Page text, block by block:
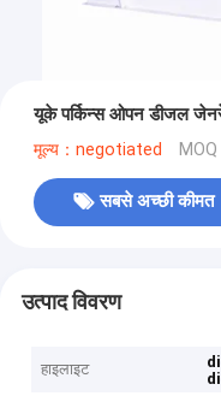
यूके पर्किन्स ओपन डीजल
मूल्य：negotiated
सबसे अच्छी कीमत
उत्पाद विवरण
हाइलाइट